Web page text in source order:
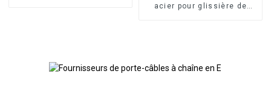
acier pour glissière de